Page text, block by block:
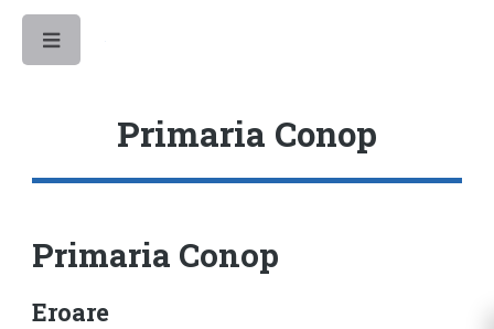
Primaria Conop
Primaria Conop
Eroare